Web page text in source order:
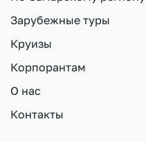
Зарубежные туры
Круизы
Корпорантам
О нас
Контакты